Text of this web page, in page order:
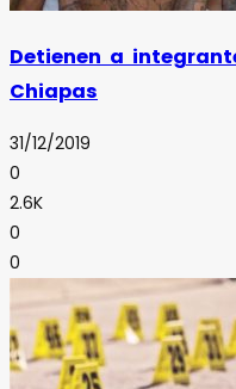
Detienen a
Chiapas
31/12/2019
0
2.6K
0
0